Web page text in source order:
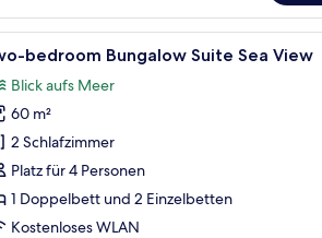
Kunstwerk.
einem kleinen Tisch mit zwei Vasen, einer
Ein modernes
7 bedroom Bungalow Suite Sea View
Blick aufs Meer
60 m²
2 Schlafzimmer
Platz für 4 Personen
1 Doppelbett und 2 Einzelbetten
Kostenloses WLAN